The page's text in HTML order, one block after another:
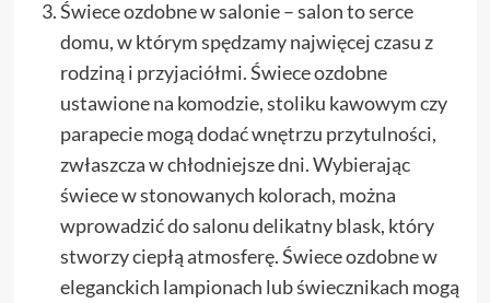
Świece ozdobne w salonie – salon to serce
domu, w którym spędzamy najwięcej czasu z
rodziną i przyjaciółmi. Świece ozdobne
ustawione na komodzie, stoliku kawowym czy
parapecie mogą dodać wnętrzu przytulności,
zwłaszcza w chłodniejsze dni. Wybierając
świece w stonowanych kolorach, można
wprowadzić do salonu delikatny blask, który
stworzy ciepłą atmosferę. Świece ozdobne w
eleganckich lampionach lub świecznikach mogą